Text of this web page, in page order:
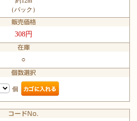
（パック）
308円
○
個